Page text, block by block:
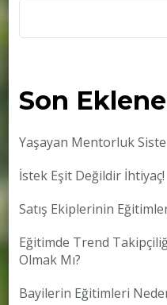
Son
Yaşayan Mentorluk
İstek Eşit Değildir İhtiyaç!
Satış Ekiplerinin
Eğitimde Trend
Olmak Mı?
Bayilerin Eğitimleri